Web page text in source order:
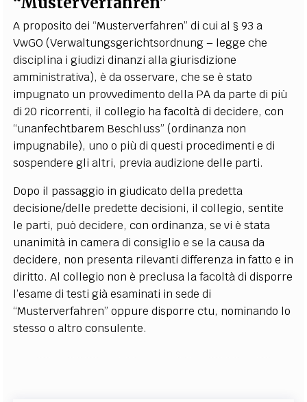
A proposito dei “Musterverfahren” di cui al § 93 a
VwGO (Verwaltungsgerichtsordnung – legge che
disciplina i giudizi dinanzi alla giurisdizione
amministrativa), è da osservare, che se è stato
impugnato un provvedimento della PA da parte di più
di 20 ricorrenti, il collegio ha facoltà di decidere, con
“unanfechtbarem Beschluss” (ordinanza non
impugnabile), uno o più di questi procedimenti e di
sospendere gli altri, previa audizione delle parti.
Dopo il passaggio in giudicato della predetta
decisione/delle predette decisioni, il collegio, sentite
le parti, può decidere, con ordinanza, se vi è stata
unanimità in camera di consiglio e se la causa da
decidere, non presenta rilevanti differenza in fatto e in
diritto. Al collegio non è preclusa la facoltà di disporre
l’esame di testi già esaminati in sede di
“Musterverfahren” oppure disporre ctu, nominando lo
stesso o altro consulente.